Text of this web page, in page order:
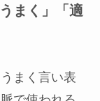
まく」「適
まく言い表